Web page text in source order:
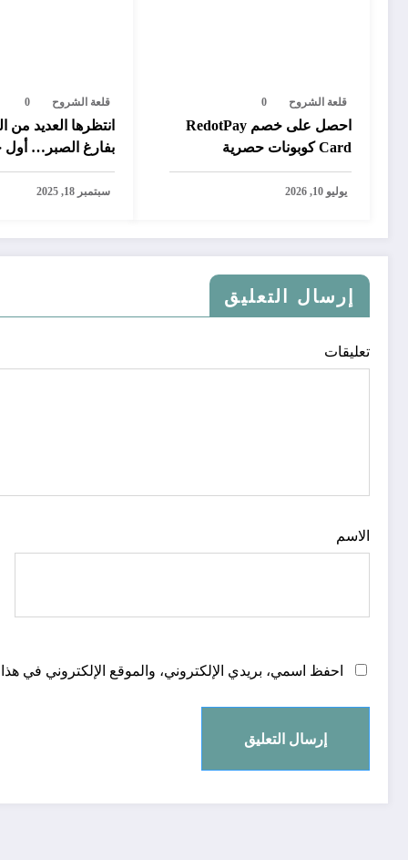
قلعة الشروح 0
احصل على خصم RedotPay
Card كوبونات حصرية
يوليو 10, 2026
قلعة الشروح 0
انتظرها العديد من
بفارغ الصبر… أول
رقمية تتيح سحب
بايبال في المغرب
سبتمبر 18, 2025
إرسال التعليق
تعليقات
الاسم
احفظ اسمي، بريدي الإلكتروني، والموقع الإلكتروني في